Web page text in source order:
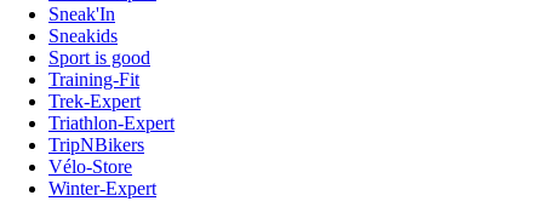
Sneak'In
Sneakids
Sport is good
Training-Fit
Trek-Expert
Triathlon-Expert
TripNBikers
Vélo-Store
Winter-Expert